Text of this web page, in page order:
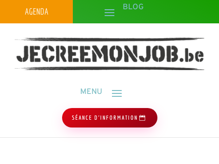
AGENDA
SÉANCE D'INFORMATION